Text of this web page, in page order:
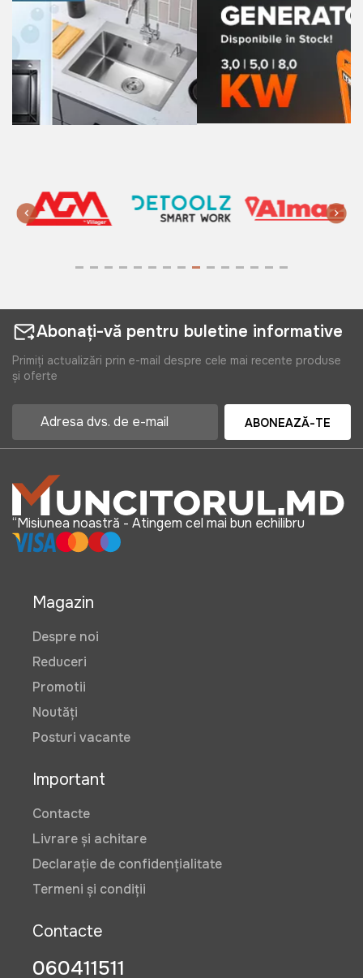
Abonați-vă pentru buletine informative
Primiți actualizări prin e-mail despre cele mai recente produse
și oferte
ABONEAZĂ-TE
“Misiunea noastră - Atingem cel mai bun echilibru
Magazin
Despre noi
Reduceri
Promotii
Noutăți
Posturi vacante
Important
Contacte
Livrare și achitare
Declarație de confidențialitate
Termeni și condiții
Contacte
060411511